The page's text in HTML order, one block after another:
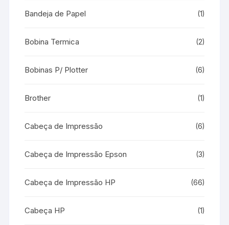
Bandeja de Papel (1)
Bobina Termica (2)
Bobinas P/ Plotter (6)
Brother (1)
Cabeça de Impressão (6)
Cabeça de Impressão Epson (3)
Cabeça de Impressão HP (66)
Cabeça HP (1)